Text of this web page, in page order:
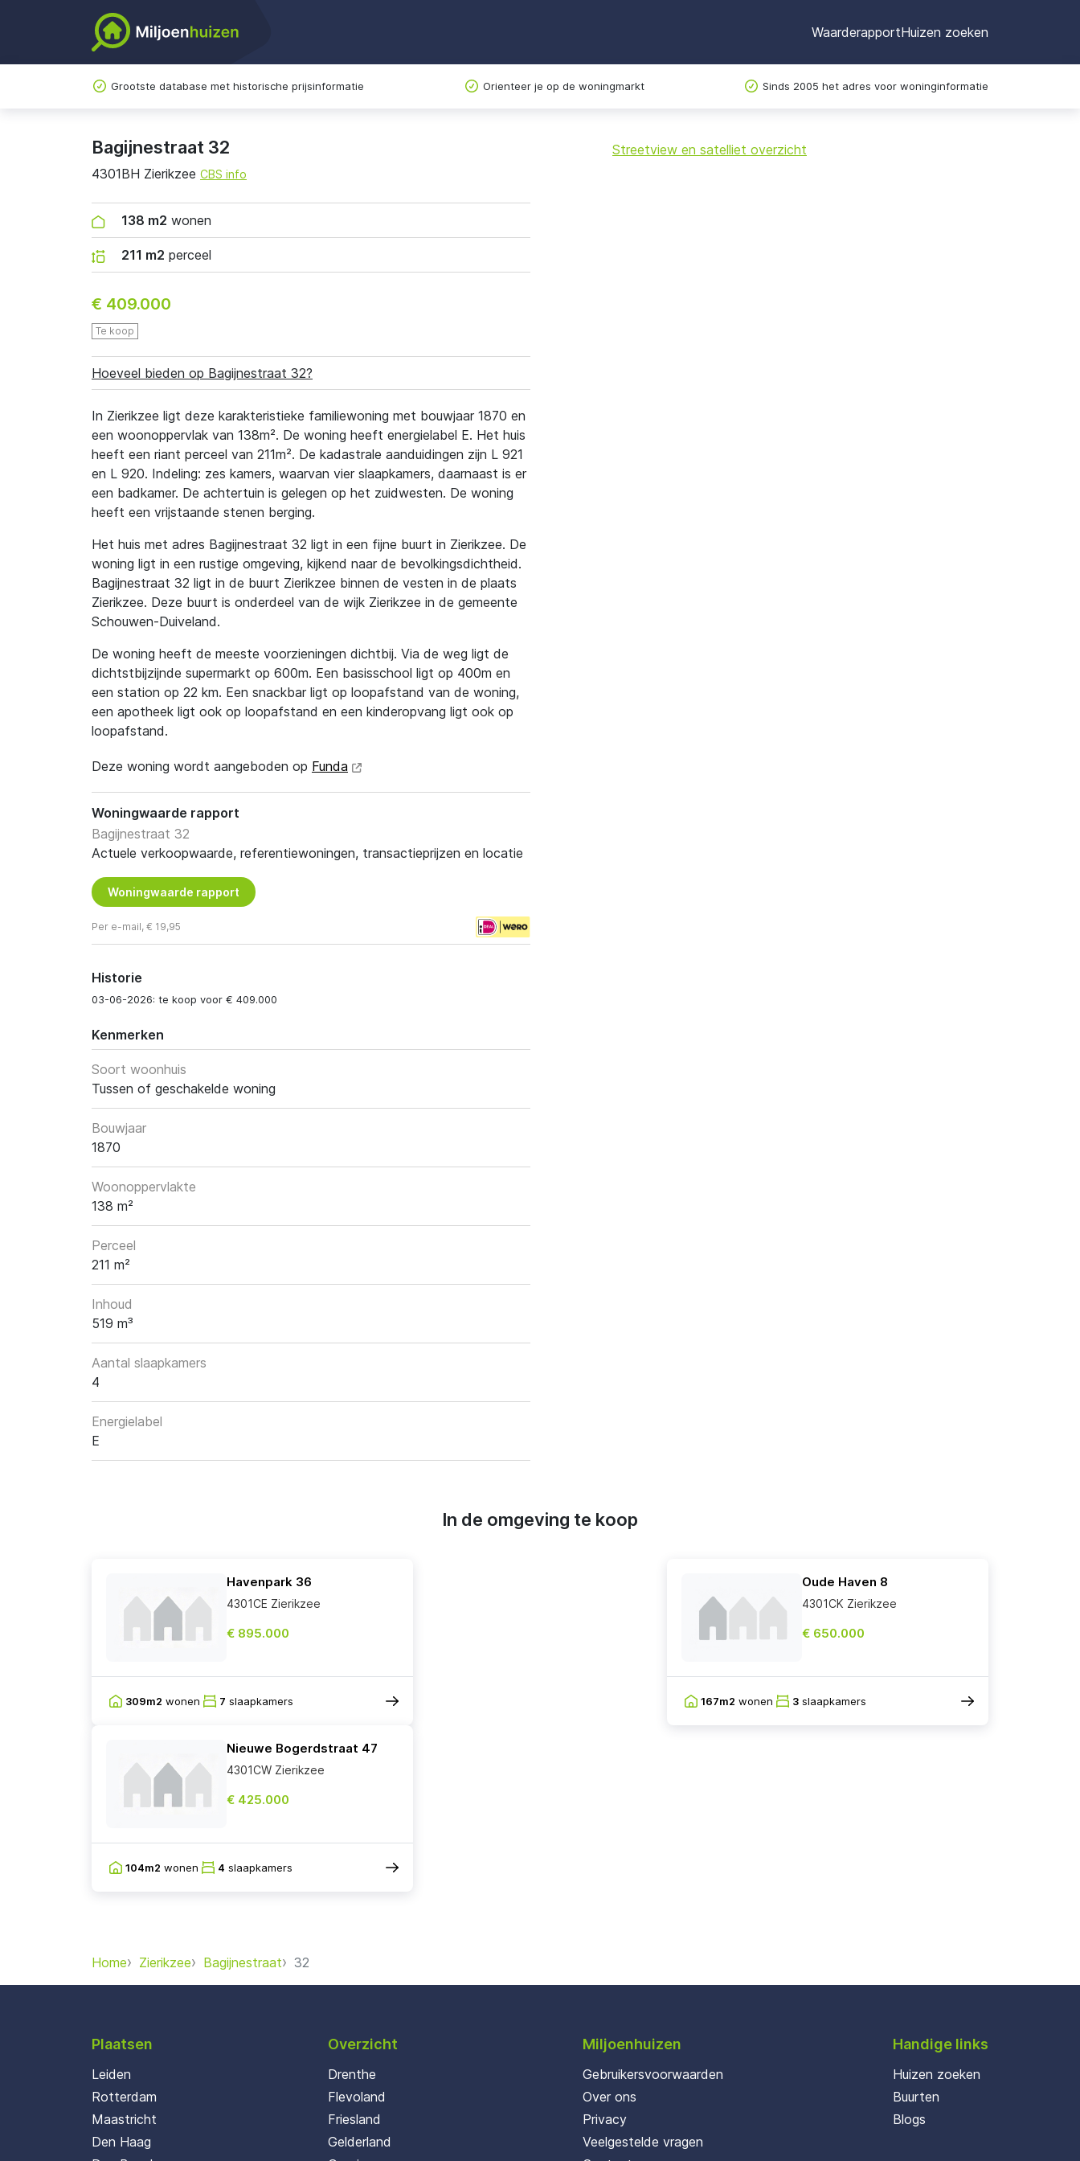
WaarderapportHuizen zoeken
Grootste database met historische prijsinformatie Orienteer je op de woningmarkt Sinds 2005 het adres voor woninginformatie
Bagijnestraat 32
4301BH Zierikzee CBS info
138 m2 wonen
211 m2 perceel
€ 409.000
Te koop
Hoeveel bieden op Bagijnestraat 32?
In Zierikzee ligt deze karakteristieke familiewoning met bouwjaar 1870 en
een woonoppervlak van 138m². De woning heeft energielabel E. Het huis
heeft een riant perceel van 211m². De kadastrale aanduidingen zijn L 921
en L 920. Indeling: zes kamers, waarvan vier slaapkamers, daarnaast is er
een badkamer. De achtertuin is gelegen op het zuidwesten. De woning
heeft een vrijstaande stenen berging.
Het huis met adres Bagijnestraat 32 ligt in een fijne buurt in Zierikzee. De
woning ligt in een rustige omgeving, kijkend naar de bevolkingsdichtheid.
Bagijnestraat 32 ligt in de buurt Zierikzee binnen de vesten in de plaats
Zierikzee. Deze buurt is onderdeel van de wijk Zierikzee in de gemeente
Schouwen-Duiveland.
De woning heeft de meeste voorzieningen dichtbij. Via de weg ligt de
dichtstbijzijnde supermarkt op 600m. Een basisschool ligt op 400m en
een station op 22 km. Een snackbar ligt op loopafstand van de woning,
een apotheek ligt ook op loopafstand en een kinderopvang ligt ook op
loopafstand.
Deze woning wordt aangeboden op Funda
Woningwaarde rapport
Bagijnestraat 32
Actuele verkoopwaarde, referentiewoningen, transactieprijzen en locatie
Woningwaarde rapport
Per e-mail, € 19,95
Historie
03-06-2026: te koop voor € 409.000
Kenmerken
Soort woonhuis
Tussen of geschakelde woning
Bouwjaar
1870
Woonoppervlakte
138 m²
Perceel
211 m²
Inhoud
519 m³
Aantal slaapkamers
4
Energielabel
E
+
Streetview en satelliet overzicht
In de omgeving te koop
Havenpark 36
4301CE Zierikzee
€ 895.000
309m2 wonen 7 slaapkamers
Oude Haven 8
4301CK Zierikzee
€ 650.000
167m2 wonen 3 slaapkamers
Nieuwe Bogerdstraat 47
4301CW Zierikzee
€ 425.000
104m2 wonen 4 slaapkamers
Home Zierikzee Bagijnestraat 32
Plaatsen
Leiden
Rotterdam
Maastricht
Den Haag
Overzicht
Drenthe
Flevoland
Friesland
Gelderland
Miljoenhuizen
Gebruikersvoorwaarden
Over ons
Privacy
Veelgestelde vragen
Handige links
Huizen zoeken
Buurten
Blogs